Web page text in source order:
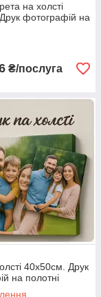
на холсті
фотографій на
₴/послуга
40х50см. Друк
на полотні